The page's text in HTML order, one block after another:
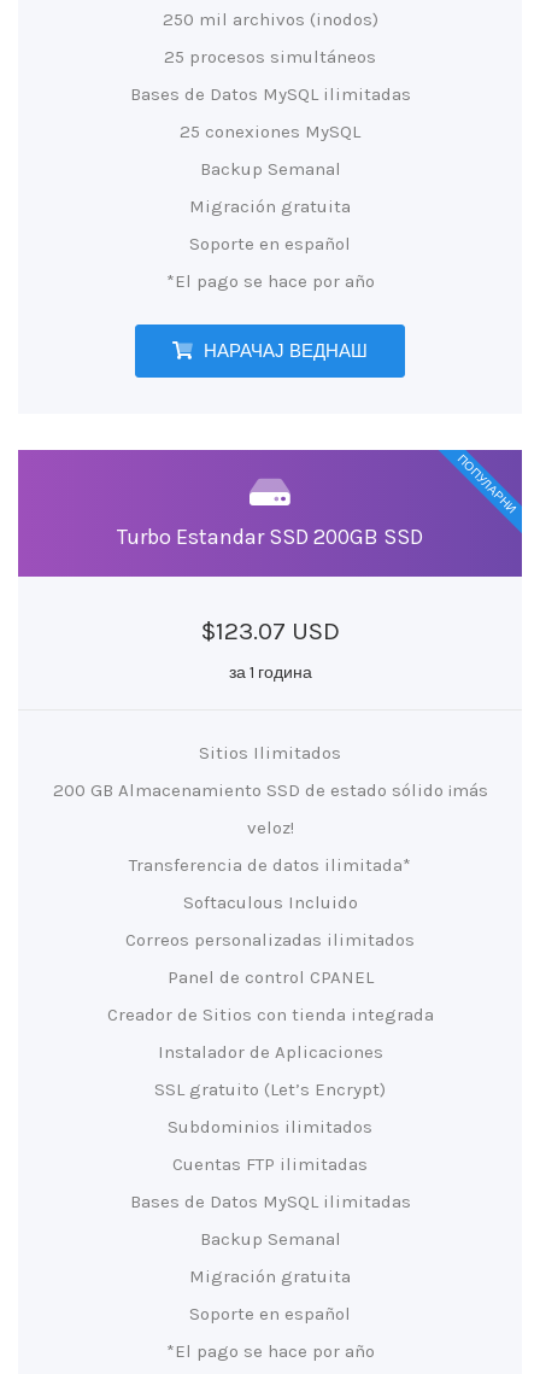
250 mil archivos (inodos)
25 procesos simultáneos
Bases de Datos MySQL ilimitadas
25 conexiones MySQL
Backup Semanal
Migración gratuita
Soporte en español
*El pago se hace por año
НАРАЧАЈ ВЕДНАШ
ПОПУЛАРНИ
Turbo Estandar SSD 200GB SSD
$123.07 USD
за 1 година
Sitios Ilimitados
200 GB Almacenamiento SSD de estado sólido ¡más
veloz!
Transferencia de datos ilimitada*
Softaculous Incluido
Correos personalizadas ilimitados
Panel de control CPANEL
Creador de Sitios con tienda integrada
Instalador de Aplicaciones
SSL gratuito (Let’s Encrypt)
Subdominios ilimitados
Cuentas FTP ilimitadas
Bases de Datos MySQL ilimitadas
Backup Semanal
Migración gratuita
Soporte en español
*El pago se hace por año